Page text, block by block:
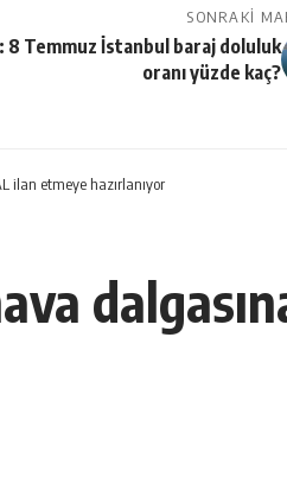
SONRAKI
8 Temmuz İstanbul baraj doluluk
oranı yüzde kaç?
ilan etmeye hazırlanıyor